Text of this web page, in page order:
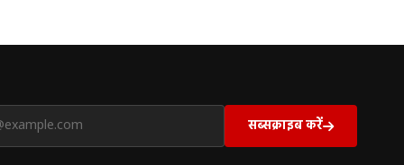
सब्सक्राइब करें